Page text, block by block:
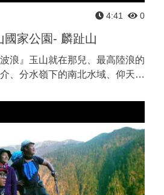
4:41 0
國家公園- 麟趾山
浪』玉山就在那兒、最高陸浪的
、分水嶺下的南北水域、仰天俯